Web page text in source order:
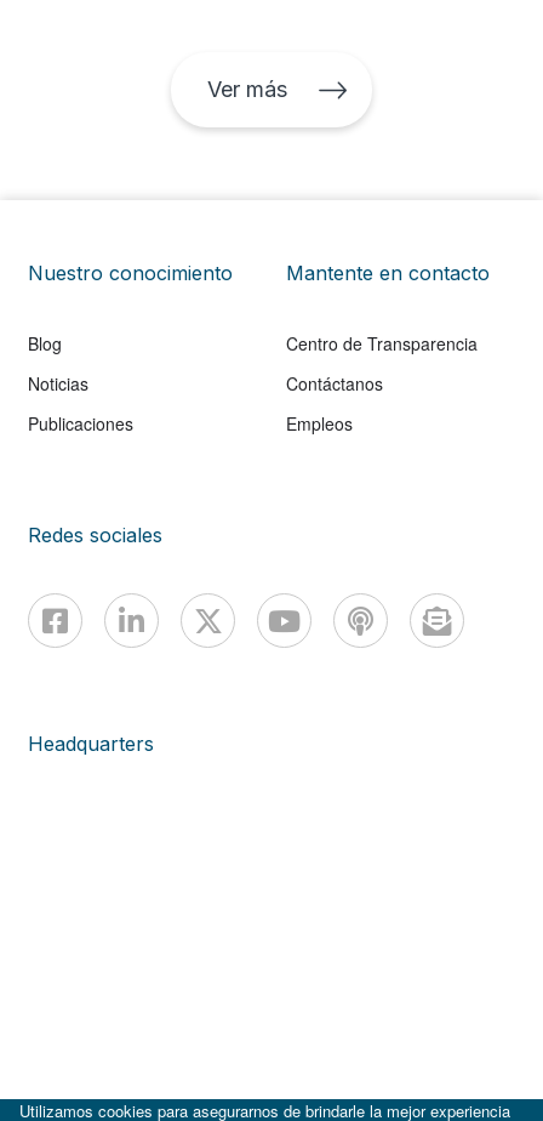
Ver más
Nuestro conocimiento
Blog
Noticias
Publicaciones
Mantente en contacto
Centro de Transparencia
Contáctanos
Empleos
Redes sociales
Headquarters
Utilizamos cookies para asegurarnos de brindarle la mejor experiencia